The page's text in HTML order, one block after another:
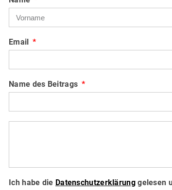
Email
Name des Beitrags
Ich habe die Datenschutzerklärunggelesen